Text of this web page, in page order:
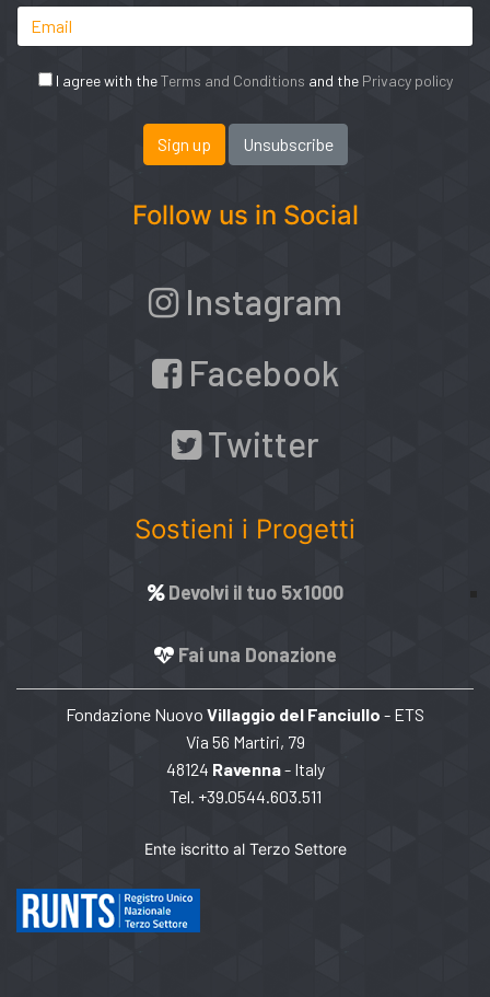
I agree with theTerms and Conditions and the Privacy policy
Follow us in Social
Instagram
Facebook
Twitter
Sostieni i Progetti
Devolvi il tuo 5x1000
Fai una Donazione
Fondazione Nuovo Villaggio del Fanciullo - ETS
Via 56 Martiri, 79
48124 Ravenna- Italy
Tel. +39.0544.603.511
Ente iscritto al Terzo Settore